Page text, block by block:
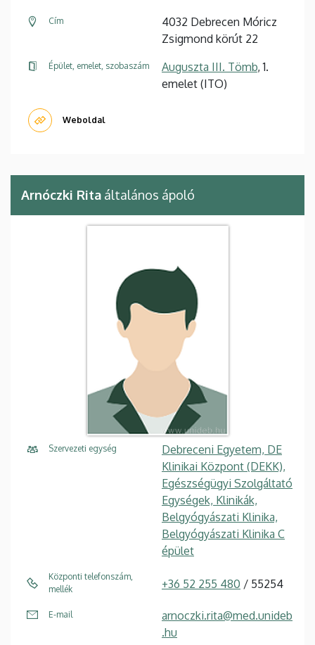
Cím
4032 Debrecen Móricz
Zsigmond körút 22
Épület, emelet, szobaszám Auguszta III. Tömb, 1.
emelet (ITO)
Weboldal
Arnóczki Rita általános ápoló
Szervezeti egység
Debreceni Egyetem, DE
Klinikai Központ (DEKK),
Egészségügyi Szolgáltató
Egységek, Klinikák,
Belgyógyászati Klinika,
Belgyógyászati Klinika C
épület
Központi telefonszám,
mellék
+36 52 255 480 / 55254
E-mail
arnoczki.rita@med.unideb
.hu